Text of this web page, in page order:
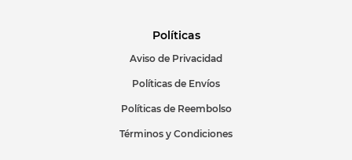
Políticas
Aviso de Privacidad
Políticas de Envíos
Políticas de Reembolso
Términos y Condiciones